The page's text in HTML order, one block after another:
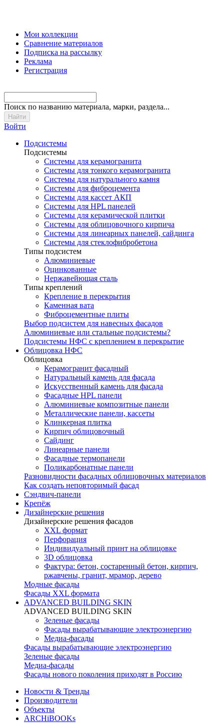
Мои коллекции
Сравнение материалов
Подписка на рассылку
Реклама
Регистрация
Поиск по названию материала, марки, раздела...
Войти
Подсистемы
Подсистемы
Системы для керамогранита
Системы для тонкого керамогранита
Системы для натурального камня
Системы для фиброцемента
Системы для кассет АКП
Системы для HPL панелей
Системы для керамической плитки
Системы для облицовочного кирпича
Системы для линеарных панелей, сайдинга
Системы для стеклофибробетона
Типы подсистем
Алюминиевые
Оцинкованные
Нержавейющая сталь
Типы креплений
Крепление в перекрытия
Каменная вата
Фиброцементные плиты
Выбор подсистем для навесных фасадов
Алюминиевые или стальные подсистемы?
Подсистемы НФС с креплением в перекрытие
Облицовка НФС
Облицовка
Керамогранит фасадный
Натуральный камень для фасада
Искусственный камень для фасада
Фасадные HPL панели
Алюминиевые композитные панели
Металлические панели, кассеты
Клинкерная плитка
Кирпич облицовочный
Сайдинг
Линеарные панели
Фасадные термопанели
Поликарбонатные панели
Разновидности фасадных облицовочных материалов
Как создать неповторимый фасад
Сэндвич-панели
Крепёж
Дизайнерские решения
Дизайнерские решения фасадов
XXL формат
Перфорация
Индивидуальный принт на облицовке
3D облицовка
Фактура: бетон, состаренный бетон, кирпич,
ржавчены, гранит, мрамор, дерево
Модные фасады
Фасады XXL формата
ADVANCED BUILDING SKIN
ADVANCED BUILDING SKIN
Зеленые фасады
Фасады вырабатывающие электроэнергию
Медиа-фасады
Фасады вырабатывающие электроэнергию
Зеленые фасады
Медиа-фасады
Фасады нового поколения приходят в Россию
Новости & Тренды
Производители
Объекты
ARCHiBOOKs